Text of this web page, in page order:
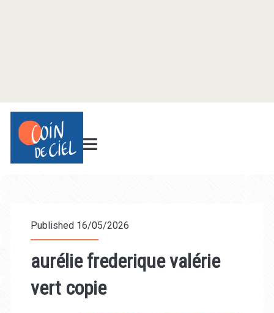
Published 16/05/2026
aurélie frederique valérie
vert copie